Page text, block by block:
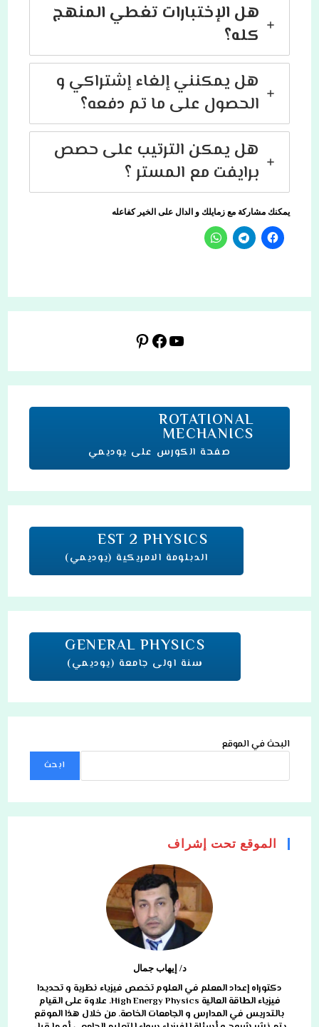
هل الإختبارات تغطي المنهج
كله؟
هل يمكنني إلغاء إشتراكي و
الحصول على ما تم دفعه؟
هل يمكن الترتيب على حصص
برايفت مع المستر؟
يمكنك مشاركة مع زمايلك و الدال على الخير كفاعله
يوتيوبفيسبوكبينتريست
ROTATIONAL
MECHANICS
صفحة الكورس على يوديمي
EST 2 PHYSICS
الدبلومة الامريكية (يوديمي)
GENERAL PHYSICS
سنة اولى جامعة (يوديمي)
البحث في الموقع
ابحث
الموقع تحت إشراف
د/ إيهاب جمال
دكتوراه إعداد المعلم في العلوم تخصص فيزياء نظرية و تحديدا
فيزياء الطاقة العالية High Energy Physics. علاوة على القيام
بالتدريس في المدارس و الجامعات الخاصة. من خلال هذا الموقع